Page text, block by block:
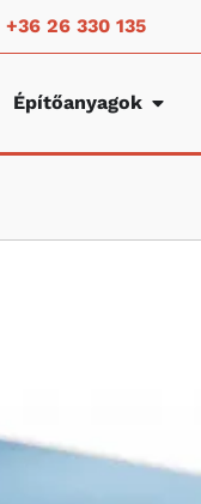
+36 26 330 135
Építőanyagok